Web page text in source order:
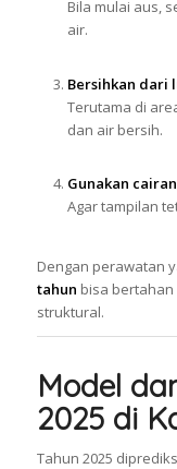
Bila mulai aus,
air.
Bersihkan dari
Terutama di
dan air bersih.
Gunakan
Agar tampilan
Dengan perawatan
tahun bisa
struktural.
Model
2025 di
Tahun 2025